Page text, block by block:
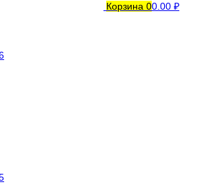
Корзина 00.00 ₽